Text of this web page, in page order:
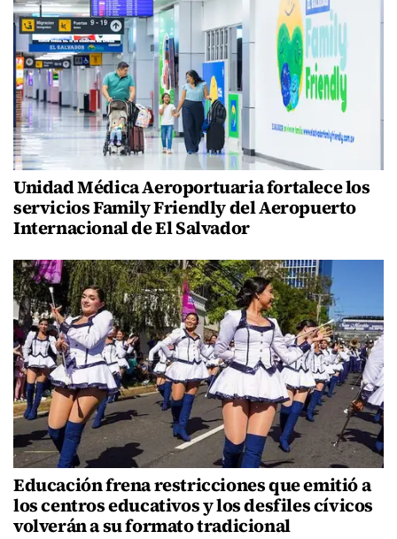
Unidad Médica Aeroportuaria fortalece los
servicios Family Friendly del Aeropuerto
Internacional de El Salvador
Educación frena restricciones que emitió a
los centros educativos y los desfiles cívicos
volverán a su formato tradicional